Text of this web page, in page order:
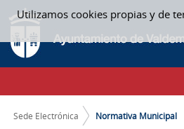
Utilizamos cookies propias y de
Saltar al contenido
NORMATIVA MUNICIPAL
CAMINO DE MIGAS
Sede Electrónica Normativa Municipal